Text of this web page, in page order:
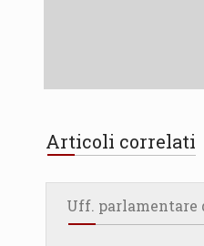
Articoli correlati
Uff. parlamentare